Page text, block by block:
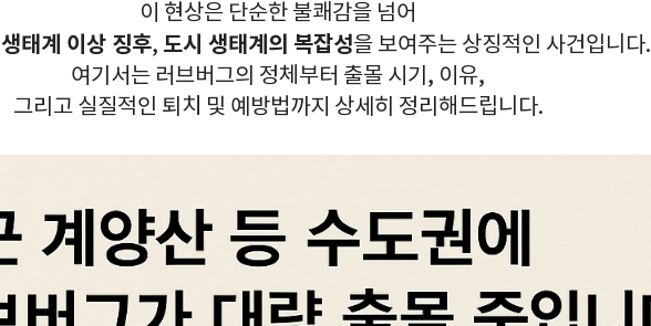
이 현상은 단순한 불쾌감을 넘어
생태계 이상 징후, 도시 생태계의 복잡성을 보여주는 상징적인 사건입니다.
여기서는 러브버그의 정체부터 출몰 시기, 이유,
그리고 실질적인 퇴치 및 예방법까지 상세히 정리해드립니다.